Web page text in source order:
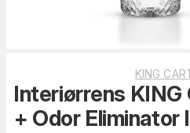
KING
Interiørrens KING
+ Odor Eliminator